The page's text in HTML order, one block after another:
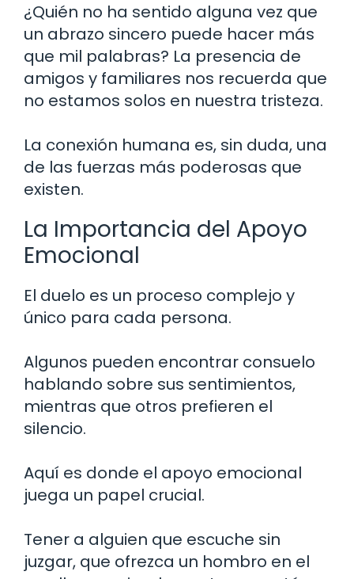
¿Quién no ha sentido alguna vez que
un abrazo sincero puede hacer más
que mil palabras? La presencia de
amigos y familiares nos recuerda que
no estamos solos en nuestra tristeza.
La conexión humana es, sin duda, una
de las fuerzas más poderosas que
existen.
La Importancia del Apoyo
Emocional
El duelo es un proceso complejo y
único para cada persona.
Algunos pueden encontrar consuelo
hablando sobre sus sentimientos,
mientras que otros prefieren el
silencio.
Aquí es donde el apoyo emocional
juega un papel crucial.
Tener a alguien que escuche sin
juzgar, que ofrezca un hombro en el